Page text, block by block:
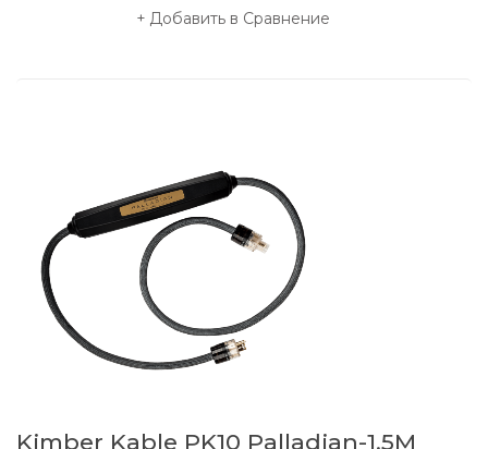
Добавить в Сравнение
Kimber Kable PK10 Palladian-1.5M